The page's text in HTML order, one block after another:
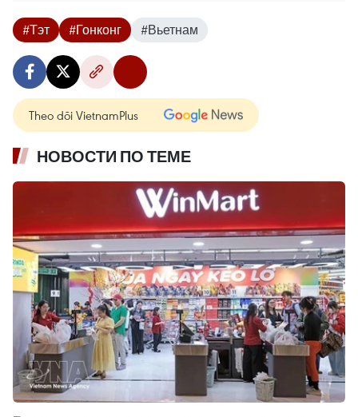
#Тэт #Гонконг #Вьетнам
Theo dõi VietnamPlus
НОВОСТИ ПО ТЕМЕ